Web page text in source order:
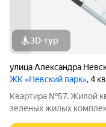
3D-тур
улица Александра
ЖК «Невский парк», 4
Квартира №57. Жилой
зеленых жилых